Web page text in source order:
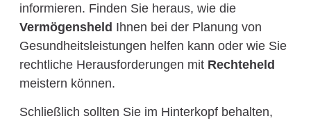
informieren. Finden Sie heraus, wie die
Vermögensheld Ihnen bei der Planung von
Gesundheitsleistungen helfen kann oder wie Sie
rechtliche Herausforderungen mit Rechteheld
meistern können.
Schließlich sollten Sie im Hinterkopf behalten,